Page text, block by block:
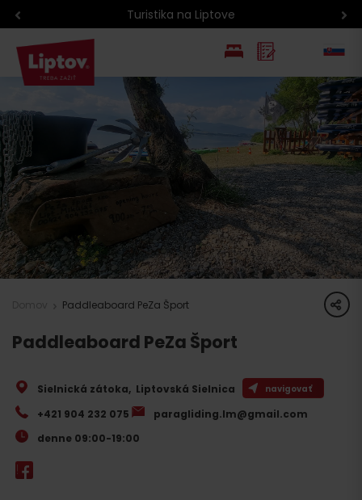
Liptove Atrakcie na
EN
PL
Paddleaboard PeZa Šport share
Paddleaboard PeZa Šport
Sielnická zátoka, Liptovská Sielnica navigovať
+421 904 232 075
paragliding.lm@gmail.com
denne 09:00-19:00